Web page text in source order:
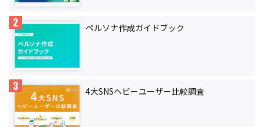
ペルソナ作成ガイドブック
4大SNSヘビーユーザー比較調査